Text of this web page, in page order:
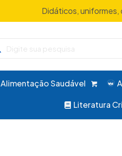
Didáticos, uniformes,
Alimentação Saudável
Literatura